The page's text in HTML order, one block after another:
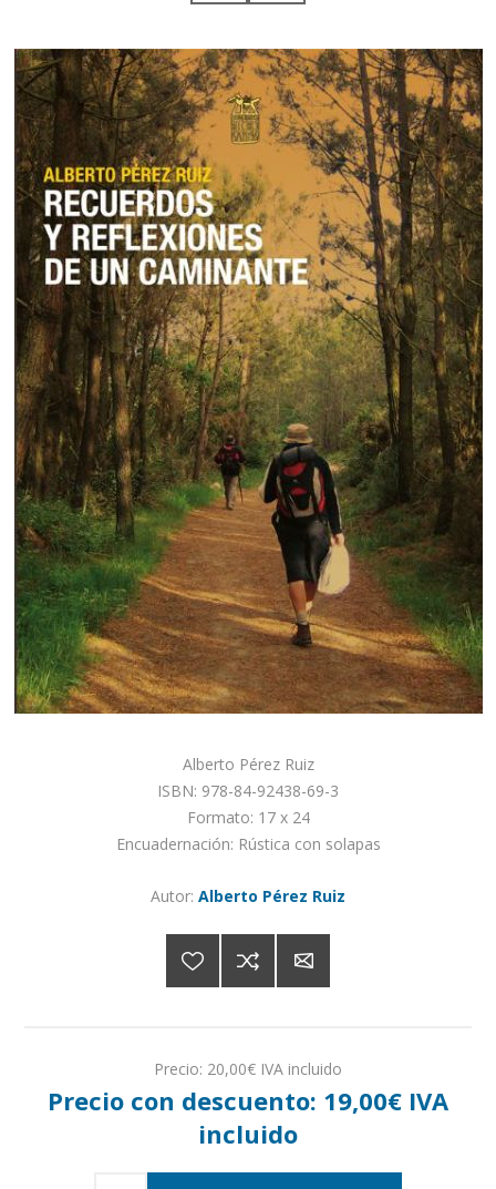
Alberto Pérez Ruiz
ISBN: 978-84-92438-69-3
Formato: 17 x 24
Encuadernación: Rústica con solapas
Autor: Alberto Pérez Ruiz
Precio: 20,00€ IVA incluido
Precio con descuento: 19,00€ IVA
incluido